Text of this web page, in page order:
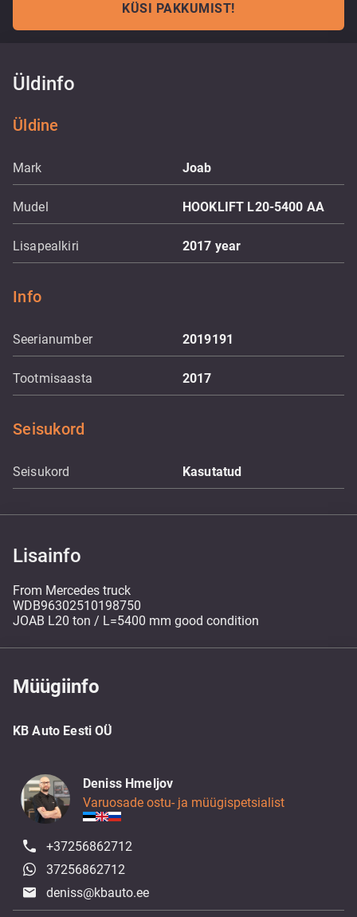
KÜSI PAKKUMIST!
Üldinfo
Üldine
Mark Joab
Mudel HOOKLIFT L20-5400 AA
Lisapealkiri 2017 year
Info
Seerianumber 2019191
Tootmisaasta 2017
Seisukord
Seisukord Kasutatud
Lisainfo
From Mercedes truck
WDB96302510198750
JOAB L20 ton / L=5400 mm good condition
Müügiinfo
KB Auto Eesti OÜ
Deniss Hmeljov
Varuosade ostu- ja müügispetsialist
+37256862712
37256862712
deniss@kbauto.ee